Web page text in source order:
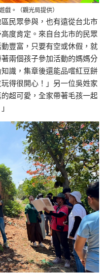
戲。（觀光局提供）
民眾參與，也有遠從台北市
度肯定。來自台北市的民眾
豐富，只要有空或休假，就
兩個孩子參加活動的媽媽分
識，集章後還能品嚐紅豆餅
得很開心！」另一位吳姓家
超可愛，全家帶著毛孩一起